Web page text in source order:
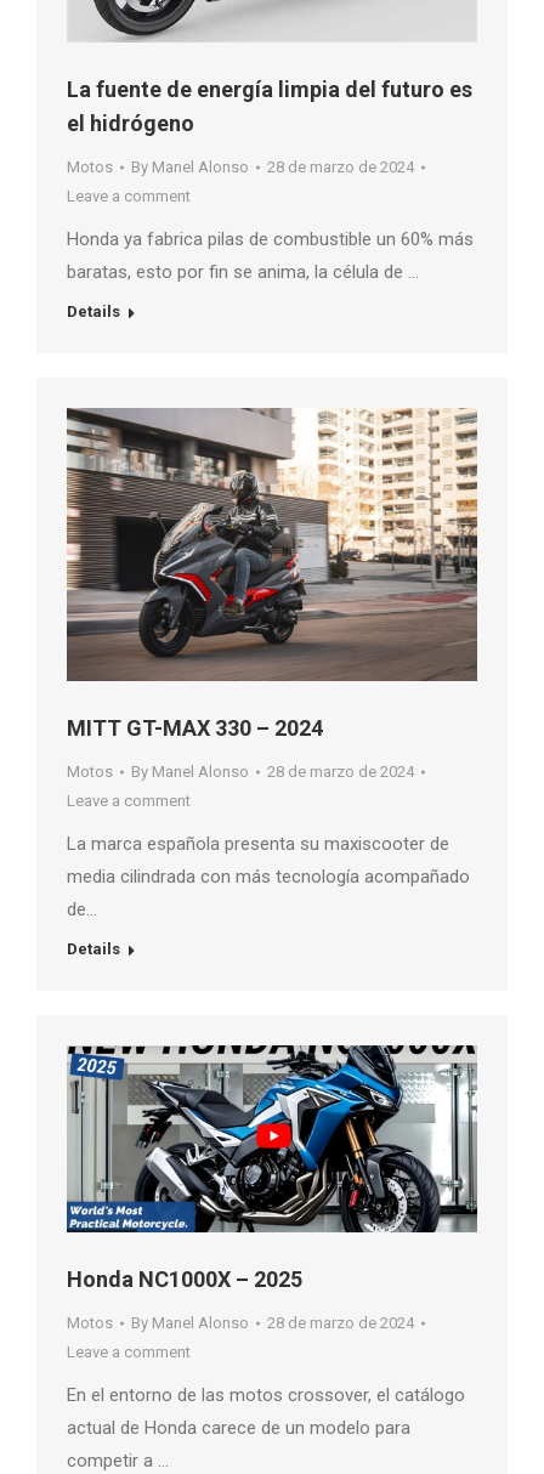
La fuente de energía limpia del futuro es
el hidrógeno
Motos By Manel Alonso
28 de marzo de 2024
Leave a comment
Honda ya fabrica pilas de combustible un 60% más
baratas, esto por fin se anima, la célula de …
Details
MITT GT-MAX 330 – 2024
Motos By Manel Alonso
28 de marzo de 2024
Leave a comment
La marca española presenta su maxiscooter de
media cilindrada con más tecnología acompañado
de…
Details
Honda NC1000X – 2025
Motos By Manel Alonso
28 de marzo de 2024
Leave a comment
En el entorno de las motos crossover, el catálogo
actual de Honda carece de un modelo para
competir a …